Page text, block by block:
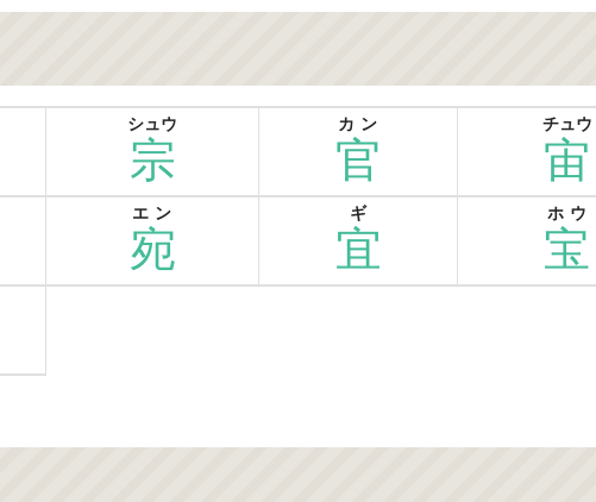
宗
シュウ
官
カン
宙
チュウ
宛
エン
宜
ギ
宝
ホウ